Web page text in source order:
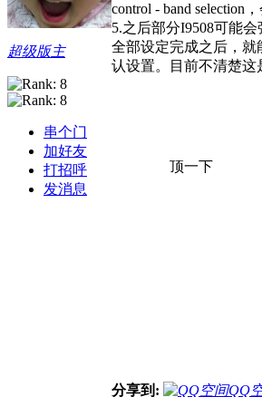
超级版主
串个门
加好友
打招呼
发消息
control - band selection
5.之后部分I9508可能
全部设定完成之后，
认设置。目前不清楚这
顶一下
分享到: QQ